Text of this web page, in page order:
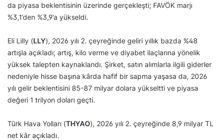
da piyasa beklentisinin üzerinde gerçekleşti; FAVÖK marjı
%3,1’den %3,9’a yükseldi.
Eli Lilly (LLY), 2026 yılı 2. çeyreğinde geliri yıllık bazda %48
artışla açıkladı; artış, kilo verme ve diyabet ilaçlarına yönelik
yüksek talepten kaynaklandı. Şirket, satın alımlarla ilgili giderler
nedeniyle hisse başına kârda hafif bir sapma yaşasa da, 2026
yılı gelir beklentisini 85-87 milyar dolara yükseltti ve piyasa
değeri 1 trilyon doları geçti.
Türk Hava Yolları (THYAO), 2026 yılı 2. çeyreğinde 8,9 milyar TL
net kâr açıkladı.